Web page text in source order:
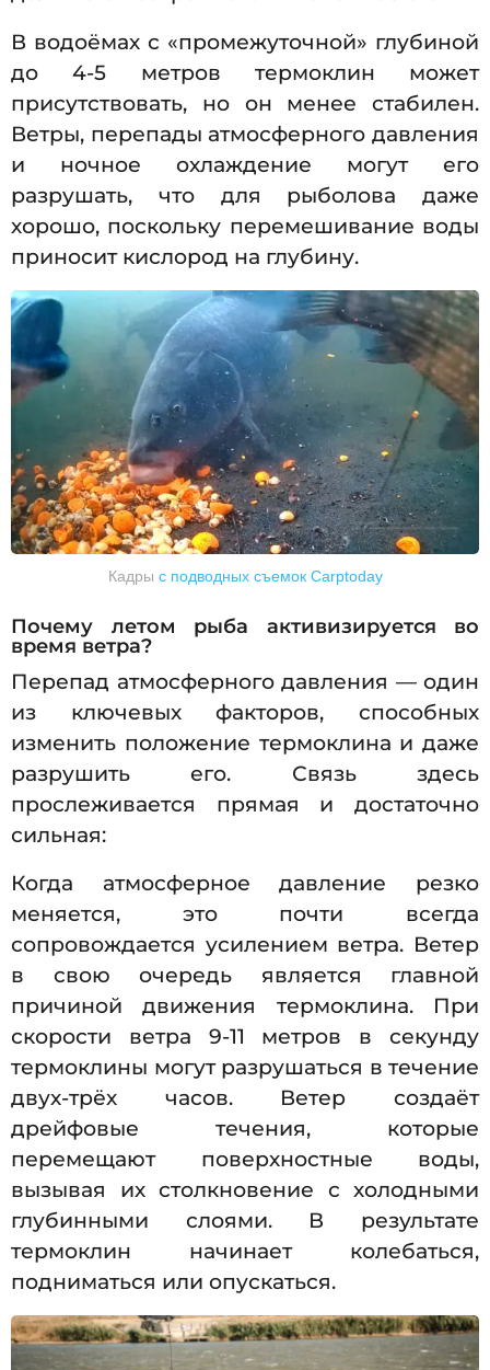
В водоёмах с «промежуточной» глубиной
до 4-5 метров термоклин может
присутствовать, но он менее стабилен.
Ветры, перепады атмосферного давления
и ночное охлаждение могут его
разрушать, что для рыболова даже
хорошо, поскольку перемешивание воды
приносит кислород на глубину.
Кадры с подводных съемок Carptoday
Почему летом рыба активизируется во
время ветра?
Перепад атмосферного давления — один
из ключевых факторов, способных
изменить положение термоклина и даже
разрушить его. Связь здесь
прослеживается прямая и достаточно
сильная:
Когда атмосферное давление резко
меняется, это почти всегда
сопровождается усилением ветра. Ветер
в свою очередь является главной
причиной движения термоклина. При
скорости ветра 9-11 метров в секунду
термоклины могут разрушаться в течение
двух-трёх часов. Ветер создаёт
дрейфовые течения, которые
перемещают поверхностные воды,
вызывая их столкновение с холодными
глубинными слоями. В результате
термоклин начинает колебаться,
подниматься или опускаться.